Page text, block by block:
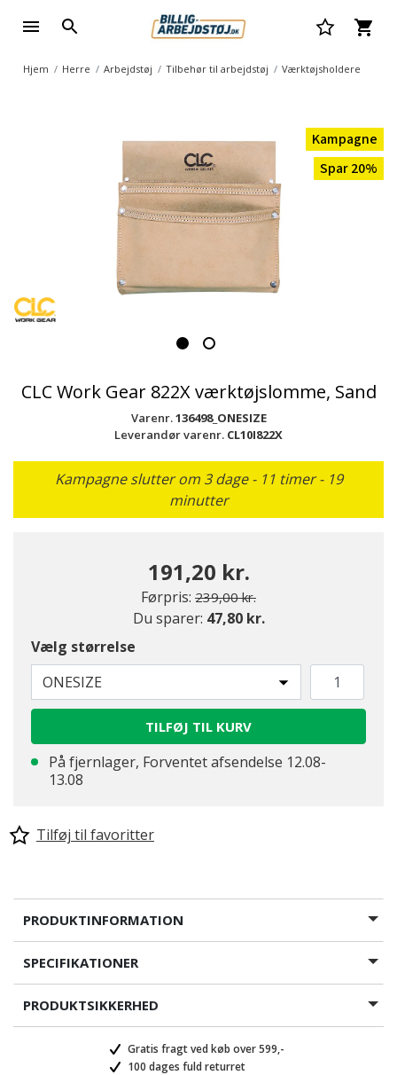
Hjem Herre Arbejdstøj Tilbehør til arbejdstøj Værktøjsholdere
Kampagne
Spar 20%
CLC Work Gear 822X værktøjslomme, Sand
Varenr.136498_ONESIZE
Leverandør varenr. CL10I822X
Kampagne slutter om 3 dage - 11 timer - 19
minutter
191,20 kr.
Førpris: Pris nedsat fra
239,00 kr.til
Du sparer: 47,80 kr.
Vælg størrelse
ONESIZE
TILFØJ TIL KURV
På fjernlager, Forventet afsendelse 12.08-
13.08
Tilføj til favoritter
PRODUKTINFORMATION
SPECIFIKATIONER
PRODUKTSIKKERHED
Gratis fragt ved køb over 599,-
100 dages fuld returret